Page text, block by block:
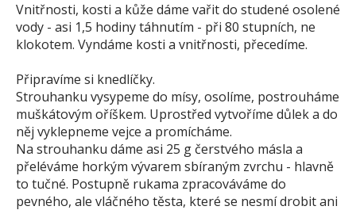
Vnitřnosti, kosti a kůže dáme vařit do studené osolené
vody - asi 1,5 hodiny táhnutím - při 80 stupních, ne
klokotem. Vyndáme kosti a vnitřnosti, přecedíme.
Připravíme si knedlíčky.
Strouhanku vysypeme do mísy, osolíme, postrouháme
muškátovým oříškem. Uprostřed vytvoříme důlek a do
něj vyklepneme vejce a promícháme.
Na strouhanku dáme asi 25 g čerstvého másla a
přeléváme horkým vývarem sbíraným zvrchu - hlavně
to tučné. Postupně rukama zpracováváme do
pevného, ale vláčného těsta, které se nesmí drobit ani